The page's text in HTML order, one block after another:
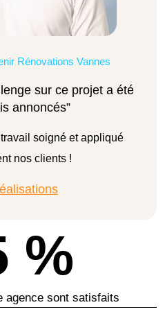
Rénovations Vannes
sur ce projet a été
annoncés”
soigné et appliqué
nos clients !
%
agence sont satisfaits